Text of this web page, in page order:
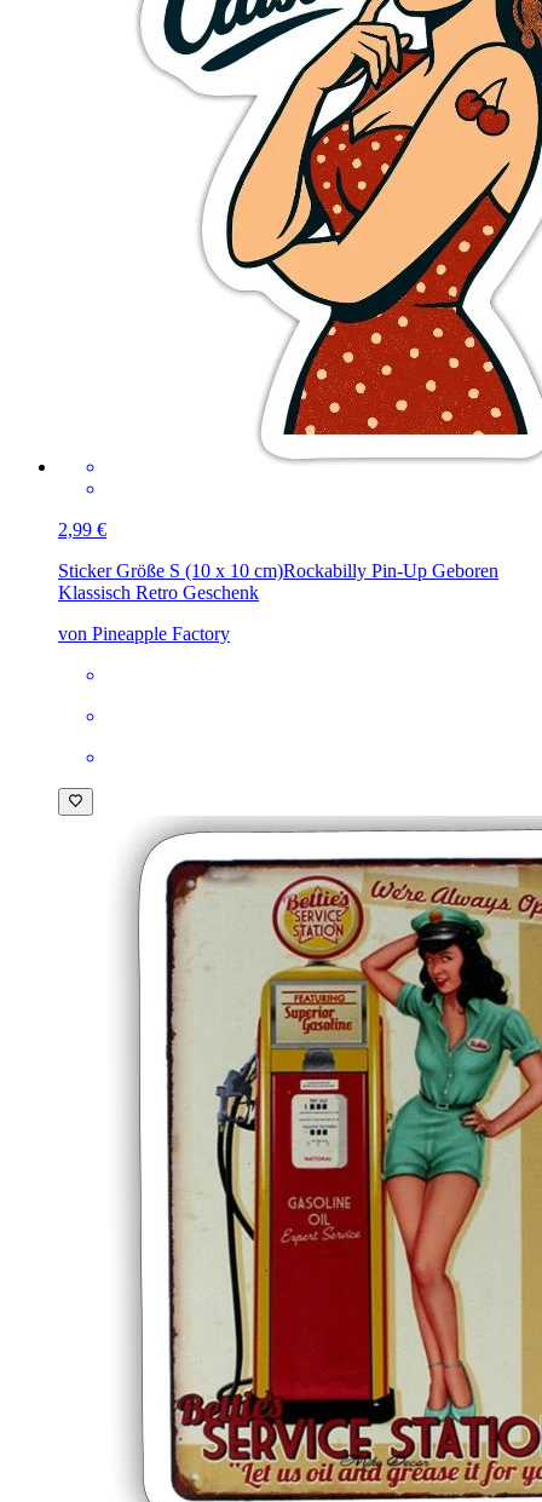
2,99 €
Sticker Größe S (10 x 10 cm)Rockabilly Pin-Up Geboren
Klassisch Retro Geschenk
von Pineapple Factory